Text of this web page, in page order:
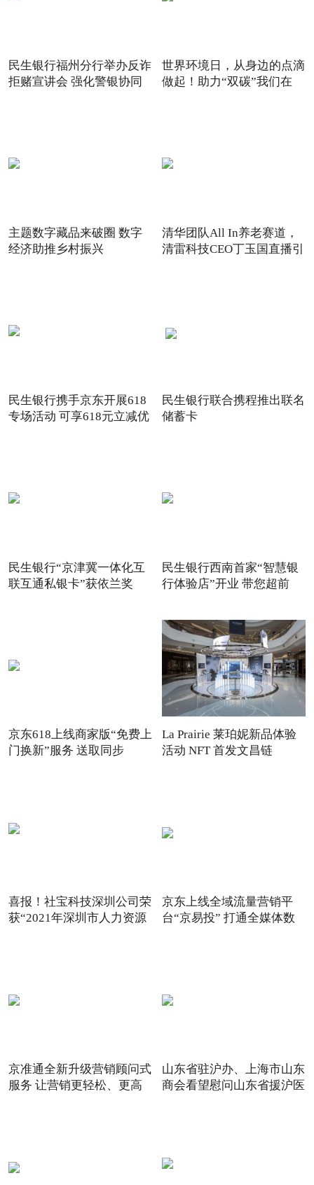
民生银行福州分行举办反诈
拒赌宣讲会 强化警银协同
世界环境日，从身边的点滴
做起！助力“双碳”我们在
主题数字藏品来破圈 数字
经济助推乡村振兴
清华团队All In养老赛道，
清雷科技CEO丁玉国直播引
民生银行携手京东开展618
专场活动 可享618元立减优
民生银行联合携程推出联名
储蓄卡
民生银行“京津冀一体化互
联互通私银卡”获依兰奖
民生银行西南首家“智慧银
行体验店”开业 带您超前
京东618上线商家版“免费上
门换新”服务 送取同步
La Prairie 莱珀妮新品体验
活动 NFT 首发文昌链
喜报！社宝科技深圳公司荣
获“2021年深圳市人力资源
京东上线全域流量营销平
台“京易投” 打通全媒体数
京准通全新升级营销顾问式
服务 让营销更轻松、更高
山东省驻沪办、上海市山东
商会看望慰问山东省援沪医